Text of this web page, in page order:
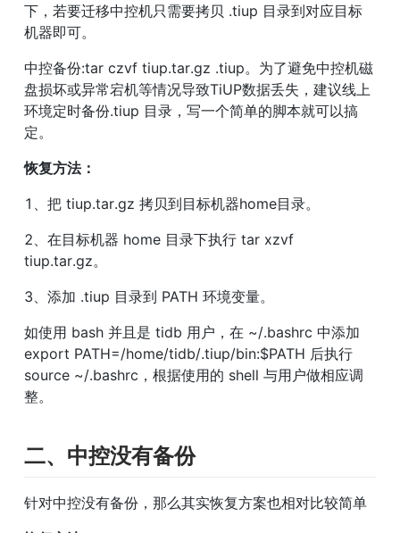
下，若要迁移中控机只需要拷贝 .tiup 目录到对应目标
机器即可。
中控备份:tar czvf tiup.tar.gz .tiup。为了避免中控机磁
盘损坏或异常宕机等情况导致TiUP数据丢失，建议线上
环境定时备份.tiup 目录，写一个简单的脚本就可以搞
定。
恢复方法：
1、把 tiup.tar.gz 拷贝到目标机器home目录。
2、在目标机器 home 目录下执行 tar xzvf
tiup.tar.gz。
3、添加 .tiup 目录到 PATH 环境变量。
如使用 bash 并且是 tidb 用户，在 ~/.bashrc 中添加
export PATH=/home/tidb/.tiup/bin:$PATH 后执行
source ~/.bashrc，根据使用的 shell 与用户做相应调
整。
二、中控没有备份
针对中控没有备份，那么其实恢复方案也相对比较简单